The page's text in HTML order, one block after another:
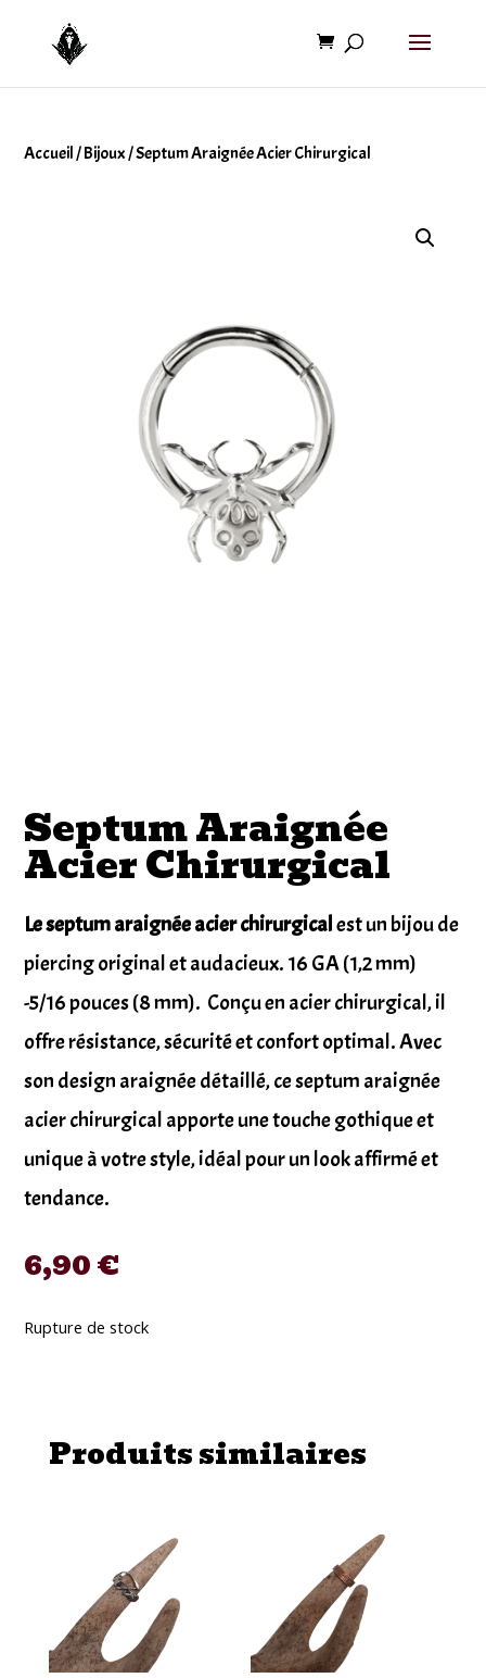
Accueil/Bijoux/ Septum Araignée Acier Chirurgical
Septum Araignée
Acier Chirurgical
Le septum araignée acier chirurgicalest un bijou de
piercing original et audacieux. 16 GA (1,2 mm)
-5/16 pouces (8 mm). Conçu en acier chirurgical, il
offre résistance, sécurité et confort optimal. Avec
son design araignée détaillé, ce septum araignée
acier chirurgical apporte une touche gothique et
unique à votre style, idéal pour un look affirmé et
tendance.
6,90€
Rupture de stock
Produits similaires